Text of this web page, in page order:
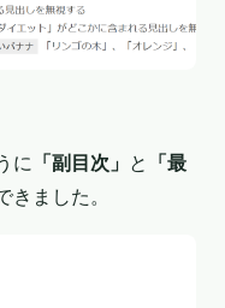
に 「副目次」 と 「最
ました。